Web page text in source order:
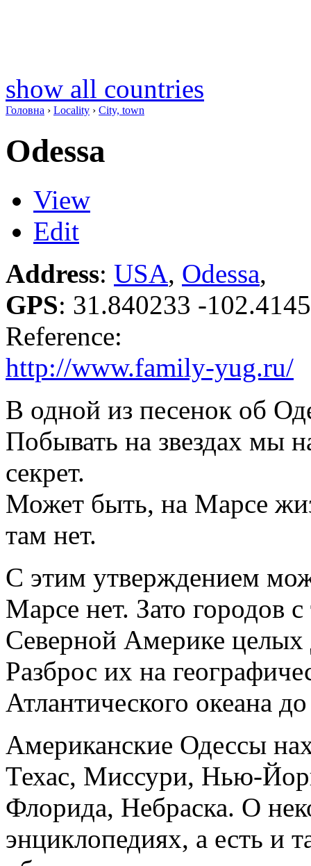
show all countries
Головна › Locality › City, town
Odessa
View
Edit
Address: USA, Odessa,
GPS: 31.840233 -
Reference:
http://www.family-yug.ru/
В одной из песенок об
Побывать на звездах мы
секрет.
Может быть, на Марсе
там нет.
С этим утверждением
Марсе нет. Зато городов
Северной Америке
Разброс их на
Атлантического океана
Американские Одессы
Техас, Миссури, Нью-
Флорида, Небраска. О
энциклопедиях, а есть и